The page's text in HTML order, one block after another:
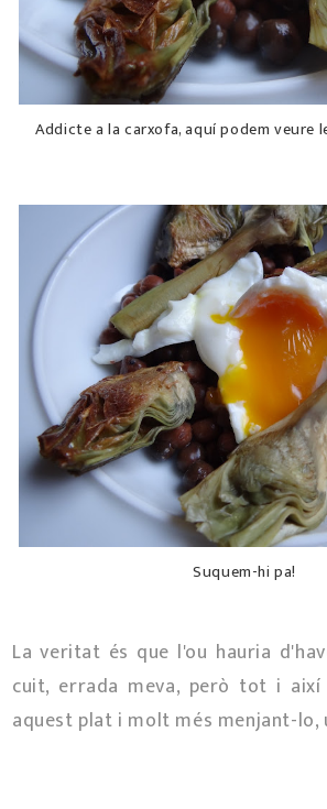
Addicte a la carxofa, aquí podem veure
Suquem-hi pa!
La veritat és que l'ou hauria
cuit, errada meva, però tot i
aquest plat i molt més menjant-lo,